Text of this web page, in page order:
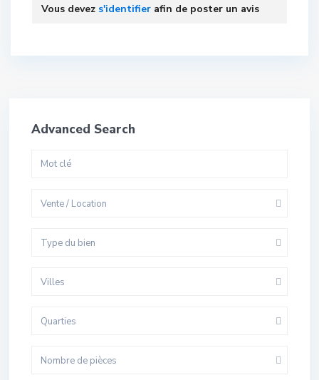
Vous devez s'identifier afin de poster un avis
Advanced Search
Vente / Location
Type du bien
Villes
Quarties
Nombre de pièces